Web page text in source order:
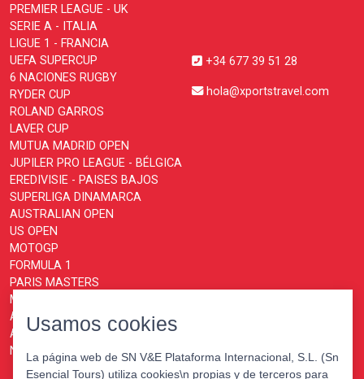
PREMIER LEAGUE - UK
SERIE A - ITALIA
LIGUE 1 - FRANCIA
UEFA SUPERCUP
6 NACIONES RUGBY
RYDER CUP
ROLAND GARROS
LAVER CUP
MUTUA MADRID OPEN
JUPILER PRO LEAGUE - BÉLGICA
EREDIVISIE - PAISES BAJOS
SUPERLIGA DINAMARCA
AUSTRALIAN OPEN
US OPEN
MOTOGP
FORMULA 1
PARIS MASTERS
MONTECARLO MASTERS
ATP FINALS TURIN
ABN AMRO OPEN ROTTERDAM
NATIONS CHAMPIONSHIP
+34 677 39 51 28
hola@xportstravel.com
Usamos cookies
La página web de SN V&E Plataforma Internacional, S.L. (Sn
Esencial Tours) utiliza cookies\n propias y de terceros para